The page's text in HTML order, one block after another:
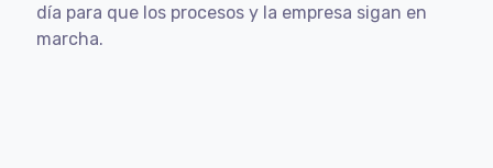
día para que los procesos y la empresa sigan en
marcha.